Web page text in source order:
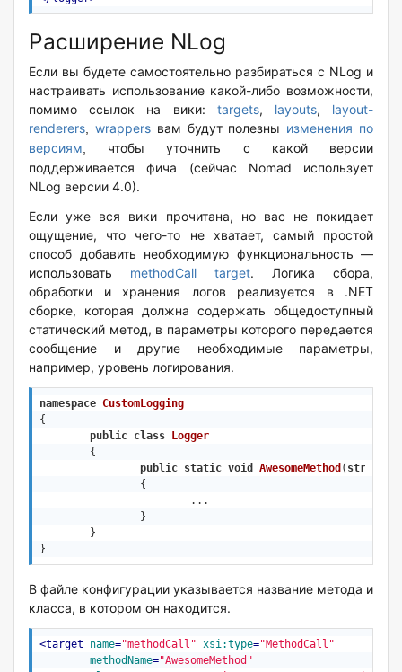
Расширение NLog
Если вы будете самостоятельно разбираться с NLog и
настраивать использование какой-либо возможности,
помимо ссылок на вики: targets, layouts, layout-
renderers
wrappersвам будут полезны изменения по
версиям
чтобы уточнить с какой версии
поддерживается фича (сейчас Nomad использует
NLog версии 4.0).
Если уже вся вики прочитана, но вас не покидает
ощущение, что чего-то не хватает, самый простой
способ добавить необходимую функциональность —
использовать methodCall target. Логика сбора,
обработки и хранения логов реализуется в .NET
сборке, которая должна содержать общедоступный
статический метод, в параметры которого передается
сообщение и другие необходимые параметры,
например, уровень логирования.
namespace CustomLogging
{
public class
Logger
public static void AwesomeMethod ( string
}
В файле конфигурации указывается название метода и
класса, в котором он находится.
<target name="methodCall" xsi:type="MethodCall"
methodName="AwesomeMethod"